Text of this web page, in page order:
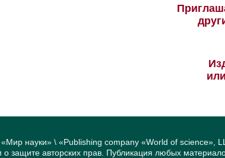
науки» \ «Publishing company «World of science»,
защите авторских прав. Публикация любых